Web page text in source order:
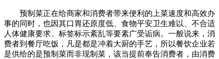
预制菜正在给商家和消费者带来便利的上菜速度和高效办
事的同时，也因其口胃还原度低、食物平安卫生难以、不合适
人体健康要求、标签标示紊乱等要素广受诟病。一般说来，消
费者到餐厅吃饭，凡是都是冲着大厨的手艺，所以餐饮企业若
是供给的是预制菜而非现制菜，该当提前奉告消费者，由消费